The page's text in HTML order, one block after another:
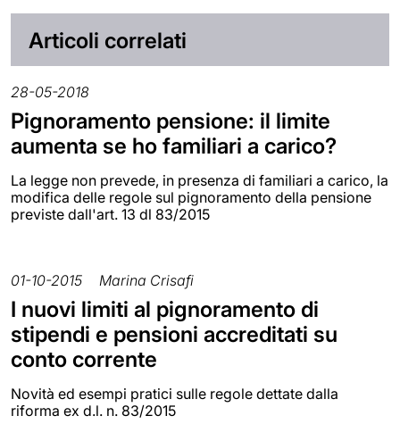
Articoli correlati
28-05-2018
Pignoramento pensione: il limite
aumenta se ho familiari a carico?
La legge non prevede, in presenza di familiari a carico, la
modifica delle regole sul pignoramento della pensione
previste dall'art. 13 dl 83/2015
01-10-2015 Marina Crisafi
I nuovi limiti al pignoramento di
stipendi e pensioni accreditati su
conto corrente
Novità ed esempi pratici sulle regole dettate dalla
riforma ex d.l. n. 83/2015